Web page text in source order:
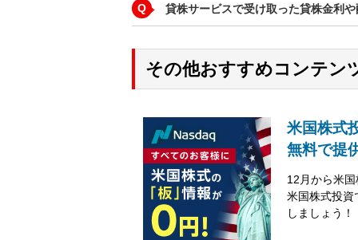
Q 貸株サービスで受け取った貸株金利
その他おすすめコンテン
米国株式
無料で提
12月から米
米国株式投資
しましょう！